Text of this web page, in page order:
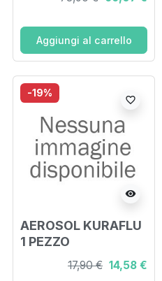
Aggiungi al carrello
-19%
visibility
favorite_border
AEROSOL KURAFLU
1 PEZZO
17,90 € 14,58 €